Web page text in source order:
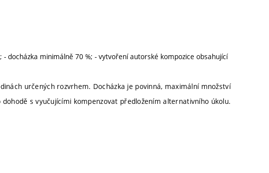
docházka minimálně 70 %; - vytvoření autorské kompozice obsahující
určených rozvrhem. Docházka je povinná, maximální množství
s vyučujícími kompenzovat předložením alternativního úkolu.